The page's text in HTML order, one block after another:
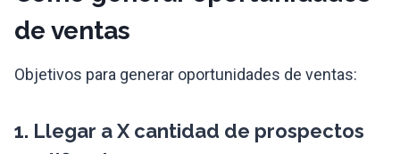
de ventas
Objetivos para generar oportunidades de ventas:
1. Llegar a X cantidad de prospectos